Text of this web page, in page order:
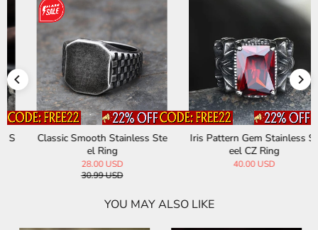
Classic Smooth Stainless Ste
el Ring
28.00 USD
30.99 USD
Iris Pattern Gem Stainless St
eel CZ Ring
40.00 USD
YOU MAY ALSO LIKE